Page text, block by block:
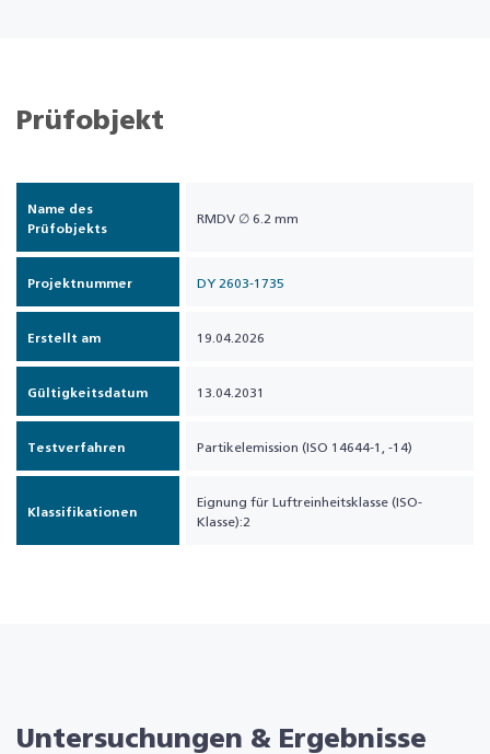
Prüfobjekt
Name des
Prüfobjekts
RMDV ∅ 6.2 mm
Projektnummer DY 2603-1735
Erstellt am 19.04.2026
Gültigkeitsdatum 13.04.2031
Testverfahren Partikelemission (ISO 14644-1, -14)
Klassifikationen
Eignung für Luftreinheitsklasse (ISO-
Klasse):2
Untersuchungen & Ergebnisse